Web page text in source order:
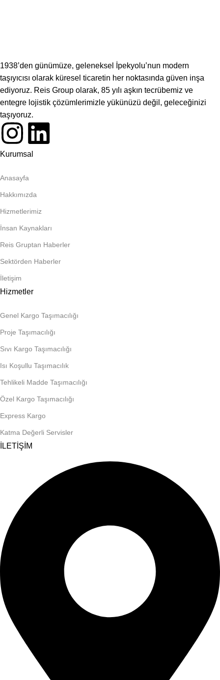
1938’den günümüze, geleneksel İpekyolu’nun modern
taşıyıcısı olarak küresel ticaretin her noktasında güven inşa
ediyoruz. Reis Group olarak, 85 yılı aşkın tecrübemiz ve
entegre lojistik çözümlerimizle yükünüzü değil, geleceğinizi
taşıyoruz.
Kurumsal
Anasayfa
Hakkımızda
Hizmetlerimiz
İnsan Kaynakları
Reis Gruptan Haberler
Sektörden Haberler
İletişim
Hizmetler
Genel Kargo Taşımacılığı
Proje Taşımacılığı
Sıvı Kargo Taşımacılığı
Isı Koşullu Taşımacılık
Tehlikeli Madde Taşımacılığı
Özel Kargo Taşımacılığı
Express Kargo
Katma Değerli Servisler
İLETİŞİM